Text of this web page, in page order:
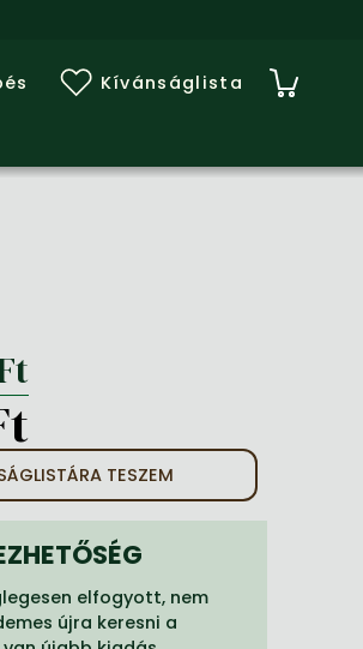
Kívánságlista
TESZEM
elfogyott, nem
újra keresni a